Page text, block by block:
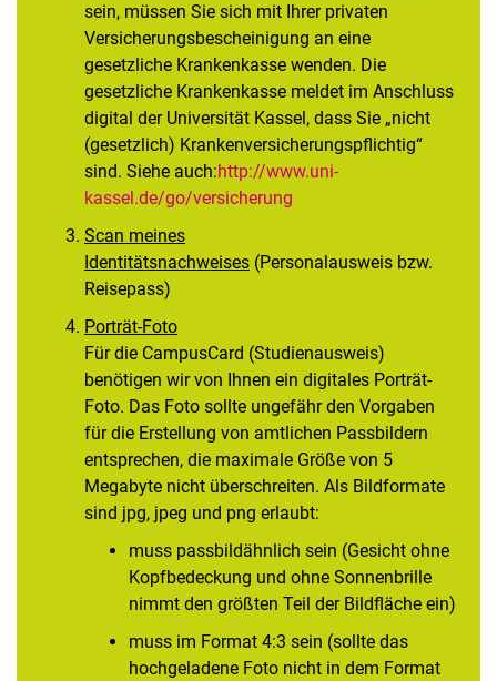
sein, müssen Sie sich mit Ihrer privaten
Versicherungsbescheinigung an eine
gesetzliche Krankenkasse wenden. Die
gesetzliche Krankenkasse meldet im Anschluss
digital der Universität Kassel, dass Sie „nicht
(gesetzlich) Krankenversicherungspflichtig“
sind. Siehe auch:http://www.uni-
kassel.de/go/versicherung
Scan meines
Identitätsnachweises (Personalausweis bzw.
Reisepass)
Porträt-Foto
Für die CampusCard (Studienausweis)
benötigen wir von Ihnen ein digitales Porträt-
Foto. Das Foto sollte ungefähr den Vorgaben
für die Erstellung von amtlichen Passbildern
entsprechen, die maximale Größe von 5
Megabyte nicht überschreiten. Als Bildformate
sind jpg, jpeg und png erlaubt:
muss passbildähnlich sein (Gesicht ohne
Kopfbedeckung und ohne Sonnenbrille
nimmt den größten Teil der Bildfläche ein)
muss im Format 4:3 sein (sollte das
hochgeladene Foto nicht in dem Format